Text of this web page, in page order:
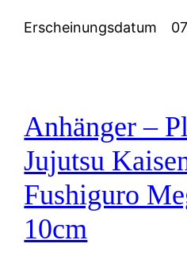
Erscheinungsdatum
Anhänger –
Jujutsu
Fushiguro
10cm